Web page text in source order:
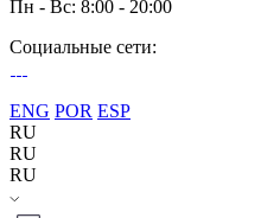
Пн - Вс: 8:00 - 20:00
Социальные сети:
ENG POR ESP
RU
RU
RU